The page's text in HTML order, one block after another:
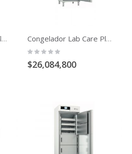
Congelador Lab Care Plus Temperatura De -10 A -25 De 400 Litros Puerta Solida Congelador Lab Care Plus Temperatura De -10 A -25 De 650 Litros Puerta Solida
Rating:
0%
$26,084,800